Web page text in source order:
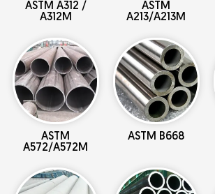
ASTM A312 /
A312M
ASTM
A213/A213M
ASTM
A572/A572M
ASTM B668